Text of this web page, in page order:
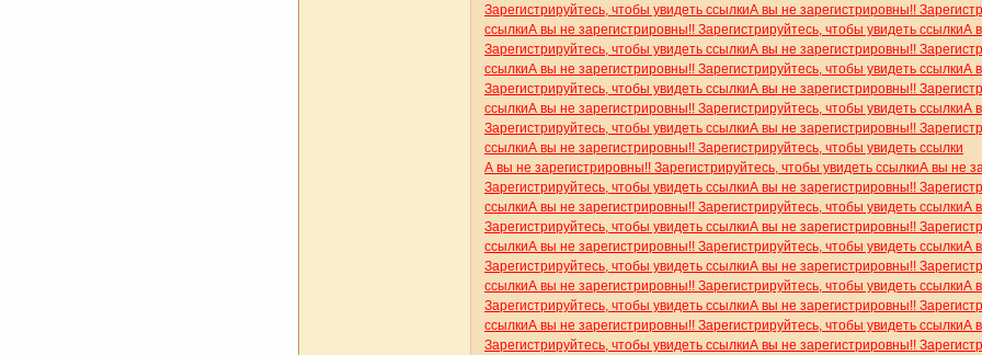
Зарегистрируйтесь, чтобы увидеть ссылкиА вы не зарегистрировны!!
ссылкиА вы не зарегистрировны!! Зарегистрируйтесь, чтобы увидеть ссылкиА
Зарегистрируйтесь, чтобы увидеть ссылкиА вы не зарегистрировны!!
ссылкиА вы не зарегистрировны!! Зарегистрируйтесь, чтобы увидеть ссылкиА
Зарегистрируйтесь, чтобы увидеть ссылкиА вы не зарегистрировны!!
ссылкиА вы не зарегистрировны!! Зарегистрируйтесь, чтобы увидеть ссылкиА
Зарегистрируйтесь, чтобы увидеть ссылкиА вы не зарегистрировны!!
ссылкиА вы не зарегистрировны!! Зарегистрируйтесь, чтобы увидеть ссылки
А вы не зарегистрировны!! Зарегистрируйтесь, чтобы увидеть ссылкиА вы не
Зарегистрируйтесь, чтобы увидеть ссылкиА вы не зарегистрировны!!
ссылкиА вы не зарегистрировны!! Зарегистрируйтесь, чтобы увидеть ссылкиА
Зарегистрируйтесь, чтобы увидеть ссылкиА вы не зарегистрировны!!
ссылкиА вы не зарегистрировны!! Зарегистрируйтесь, чтобы увидеть ссылкиА
Зарегистрируйтесь, чтобы увидеть ссылкиА вы не зарегистрировны!!
ссылкиА вы не зарегистрировны!! Зарегистрируйтесь, чтобы увидеть ссылкиА
Зарегистрируйтесь, чтобы увидеть ссылкиА вы не зарегистрировны!!
ссылкиА вы не зарегистрировны!! Зарегистрируйтесь, чтобы увидеть ссылкиА
Зарегистрируйтесь, чтобы увидеть ссылкиА вы не зарегистрировны!!